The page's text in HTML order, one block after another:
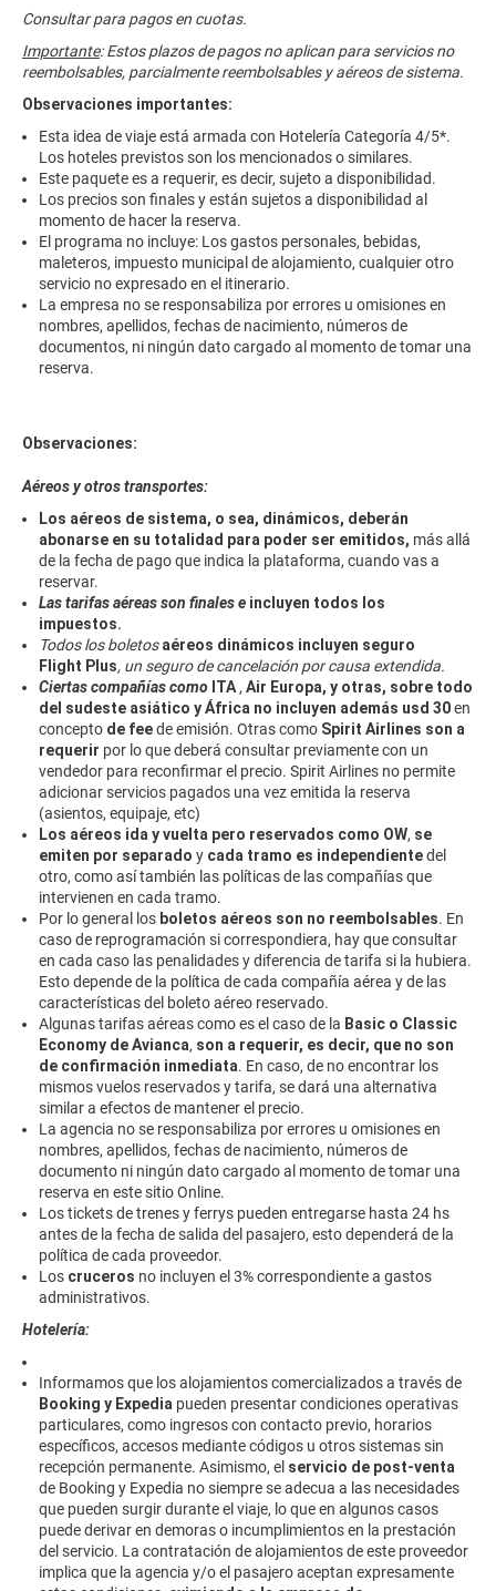
Consultar para pagos en cuotas.
Importante: Estos plazos de pagos no aplican para servicios no
reembolsables, parcialmente reembolsables y aéreos de sistema.
Observaciones importantes:
Esta idea de viaje está armada con Hotelería Categoría 4/5*.
Los hoteles previstos son los mencionados o similares.
Este paquete es a requerir, es decir, sujeto a disponibilidad.
Los precios son finales y están sujetos a disponibilidad al
momento de hacer la reserva.
El programa no incluye: Los gastos personales, bebidas,
maleteros, impuesto municipal de alojamiento, cualquier otro
servicio no expresado en el itinerario.
La empresa no se responsabiliza por errores u omisiones en
nombres, apellidos, fechas de nacimiento, números de
documentos, ni ningún dato cargado al momento de tomar una
reserva.
Observaciones:
Aéreos y otros transportes:
Los aéreos de sistema, o sea, dinámicos, deberán
abonarse en su totalidad para poder ser emitidos, más allá
de la fecha de pago que indica la plataforma, cuando vas a
reservar.
Las tarifas aéreas son finales e incluyen todos los
impuestos.
Todos los boletosaéreos dinámicos incluyen seguro
Flight Plus, un seguro de cancelación por causa extendida.
Ciertas compañías como ITA , Air Europa, y otras, sobre todo
del sudeste asiático y África no incluyen además usd 30en
concepto de feede emisión. Otras como Spirit Airlines son a
requerir por lo que deberá consultar previamente con un
vendedor para reconfirmar el precio. Spirit Airlines no permite
adicionar servicios pagados una vez emitida la reserva
(asientos, equipaje, etc)
Los aéreos ida y vuelta pero reservados como OW, se
emiten por separado y cada tramo es independientedel
otro, como así también las políticas de las compañías que
intervienen en cada tramo.
Por lo general los boletos aéreos son no reembolsables. En
caso de reprogramación si correspondiera, hay que consultar
en cada caso las penalidades y diferencia de tarifa si la hubiera.
Esto depende de la política de cada compañía aérea y de las
características del boleto aéreo reservado.
Algunas tarifas aéreas como es el caso de la Basic o Classic
Economy de Avianca, son a requerir, es decir, que no son
de confirmación inmediata. En caso, de no encontrar los
mismos vuelos reservados y tarifa, se dará una alternativa
similar a efectos de mantener el precio.
La agencia no se responsabiliza por errores u omisiones en
nombres, apellidos, fechas de nacimiento, números de
documento ni ningún dato cargado al momento de tomar una
reserva en este sitio Online.
Los tickets de trenes y ferrys pueden entregarse hasta 24 hs
antes de la fecha de salida del pasajero, esto dependerá de la
política de cada proveedor.
Los cruceros no incluyen el 3% correspondiente a gastos
administrativos.
Hotelería:
Informamos que los alojamientos comercializados a través de
Booking y Expedia pueden presentar condiciones operativas
particulares, como ingresos con contacto previo, horarios
específicos, accesos mediante códigos u otros sistemas sin
recepción permanente. Asimismo, el servicio de post-venta
de Booking y Expedia no siempre se adecua a las necesidades
que pueden surgir durante el viaje, lo que en algunos casos
puede derivar en demoras o incumplimientos en la prestación
del servicio. La contratación de alojamientos de este proveedor
implica que la agencia y/o el pasajero aceptan expresamente